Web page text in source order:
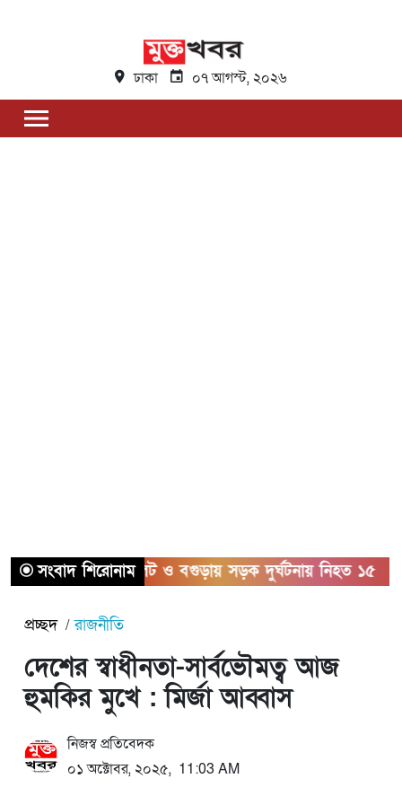
ঢাকা ০৭ আগস্ট, ২০২৬
সংবাদ শিরোনাম
সিলেট ও বগুড়ায় সড়ক দুর্ঘটনায় নিহত ১৫
প্রচ্ছদ রাজনীতি
দেশের স্বাধীনতা-সার্বভৌমত্ব আজ
হুমকির মুখে : মির্জা আব্বাস
নিজস্ব প্রতিবেদক
০১ অক্টোবর, ২০২৫, 11:03 AM